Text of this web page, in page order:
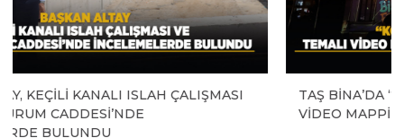
TAŞ BİNA’DA “KONYA BİSİKLET FESTİVALİ” TEMALI
VİDEO MAPPİNG VE DRONE GÖSTERİSİ YAPILDI